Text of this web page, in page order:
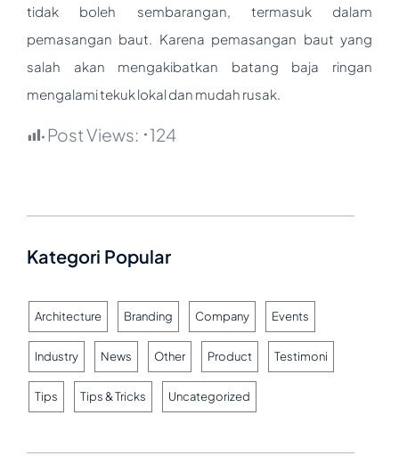
tidak boleh sembarangan, termasuk dalam
pemasangan baut. Karena pemasangan baut yang
salah akan mengakibatkan batang baja ringan
mengalami tekuk lokal dan mudah rusak.
Post Views: 124
Kategori Popular
Architecture Branding Company Events
Industry News Other Product Testimoni
Tips Tips & Tricks Uncategorized